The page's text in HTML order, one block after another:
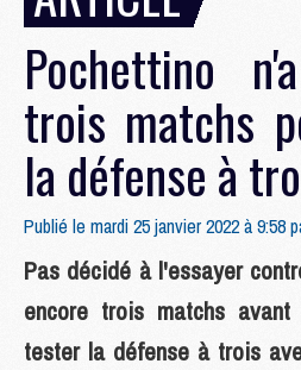
Pochettino
trois matchs
la défense à
Publié le mardi 25 janvier 2022 à 9:58
Pas décidé à l'essayer
encore trois matchs
tester la défense à trois